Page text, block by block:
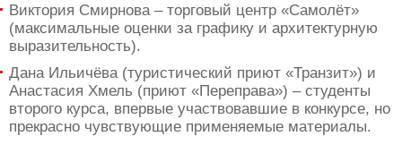
Виктория Смирнова – торговый центр «Самолёт»
(максимальные оценки за графику и архитектурную
выразительность).
Дана Ильичёва (туристический приют «Транзит») и
Анастасия Хмель (приют «Переправа») – студенты
второго курса, впервые участвовавшие в конкурсе, но
прекрасно чувствующие применяемые материалы.